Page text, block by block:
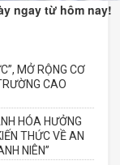
ngay từ hôm nay!
MỞ RỘNG CƠ
CAO
HÓA HƯỞNG
THỨC VỀ AN
NIÊN”